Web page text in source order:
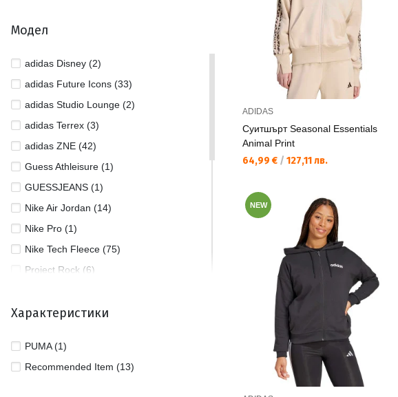
Модел
adidas Disney (2)
adidas Future Icons (33)
adidas Studio Lounge (2)
adidas Terrex (3)
adidas ZNE (42)
Guess Athleisure (1)
GUESSJEANS (1)
Nike Air Jordan (14)
Nike Pro (1)
Nike Tech Fleece (75)
Project Rock (6)
Puma Essentials (4)
Puma HER (2)
Puma T7 (1)
Характеристики
PUMA (1)
Recommended Item (13)
ADIDAS
Суитшърт Seasonal Essentials
Animal Print
Текуща цена:
64,99 € / 127,11 лв.
NEW